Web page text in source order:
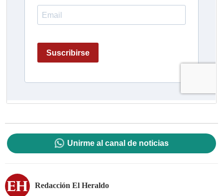
Unirme al canal de noticias
Redacción El Heraldo